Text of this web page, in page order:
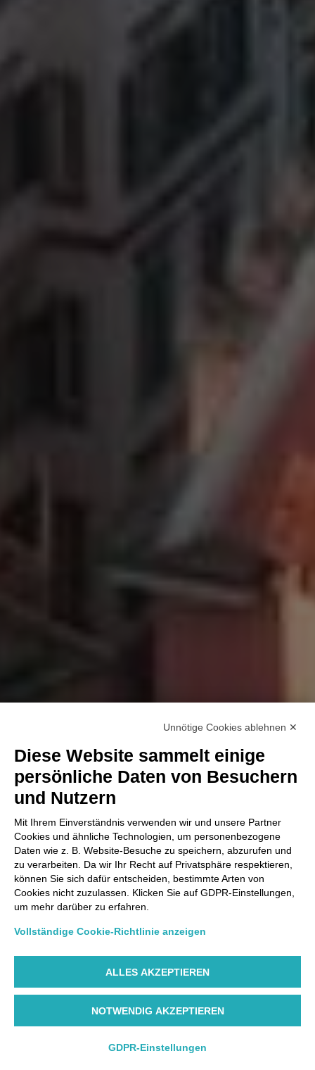
Ab 154€
Unnötige Cookies ablehnen ✕
Diese Website sammelt einige
persönliche Daten von Besuchern
und Nutzern
Mit Ihrem Einverständnis verwenden wir und unsere Partner
Cookies und ähnliche Technologien, um personenbezogene
Daten wie z. B. Website-Besuche zu speichern, abzurufen und
zu verarbeiten. Da wir Ihr Recht auf Privatsphäre respektieren,
können Sie sich dafür entscheiden, bestimmte Arten von
Cookies nicht zuzulassen. Klicken Sie auf GDPR-Einstellungen,
um mehr darüber zu erfahren.
Vollständige Cookie-Richtlinie anzeigen
ALLES AKZEPTIEREN
NOTWENDIG AKZEPTIEREN
GDPR-Einstellungen